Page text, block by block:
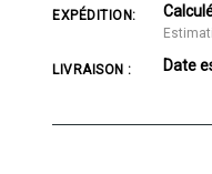
EXPÉDITION:
LIVRAISON : Date